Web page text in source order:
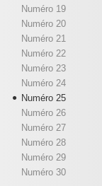
Numéro 19
Numéro 20
Numéro 21
Numéro 22
Numéro 23
Numéro 24
Numéro 25
Numéro 26
Numéro 27
Numéro 28
Numéro 29
Numéro 30